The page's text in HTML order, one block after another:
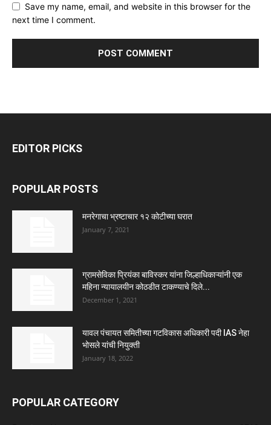
Save my name, email, and website in this browser for the
next time I comment.
EDITOR PICKS
POPULAR POSTS
मनरेगाचा भ्रष्टाचार १२ कोटीच्या घरात
January 7, 2021
ग्रामसेविका प्रियंका बाविस्कर यांना जिल्हाधिकाऱ्यांनी एक
महिना न्यायालयीन कोठडीत टाकण्याचे दिले...
December 1, 2021
यावल पंचायत समितीच्या गटविकास अधिकारी पदी IAS नेहा
भोसले यांची नियुक्ती
January 18, 2022
POPULAR CATEGORY